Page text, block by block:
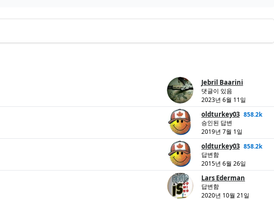
Jebril Baarini
댓글이 있음
2023년 6월 11일
oldturkey03 858.2k
승인된 답변
2019년 7월 1일
oldturkey03 858.2k
답변함
2015년 6월 26일
Lars Ederman
답변함
2020년 10월 21일